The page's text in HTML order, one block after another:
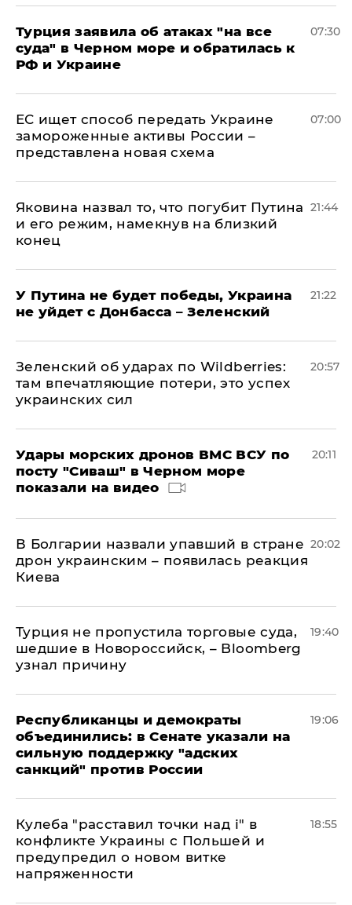
Турция заявила об атаках "на все
суда" в Черном море и обратилась к
РФ и Украине
07:30
ЕС ищет способ передать Украине
замороженные активы России –
представлена новая схема
07:00
Яковина назвал то, что погубит Путина
и его режим, намекнув на близкий
конец
21:44
У Путина не будет победы, Украина
не уйдет с Донбасса – Зеленский
21:22
Зеленский об ударах по Wildberries:
там впечатляющие потери, это успех
украинских сил
20:57
Удары морских дронов ВМС ВСУ по
посту "Сиваш" в Черном море
показали на видео
20:11
В Болгарии назвали упавший в стране
дрон украинским – появилась реакция
Киева
20:02
Турция не пропустила торговые суда,
шедшие в Новороссийск, – Bloomberg
узнал причину
19:40
Республиканцы и демократы
объединились: в Сенате указали на
сильную поддержку "адских
санкций" против России
19:06
Кулеба "расставил точки над і" в
конфликте Украины с Польшей и
предупредил о новом витке
напряженности
18:55